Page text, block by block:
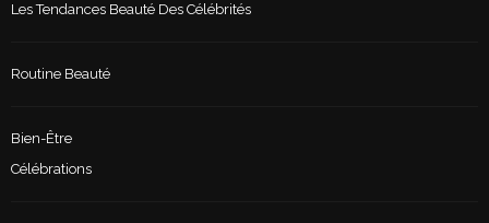
Les Tendances Beauté Des Célébrités
Routine Beauté
Bien-Être
Célébrations